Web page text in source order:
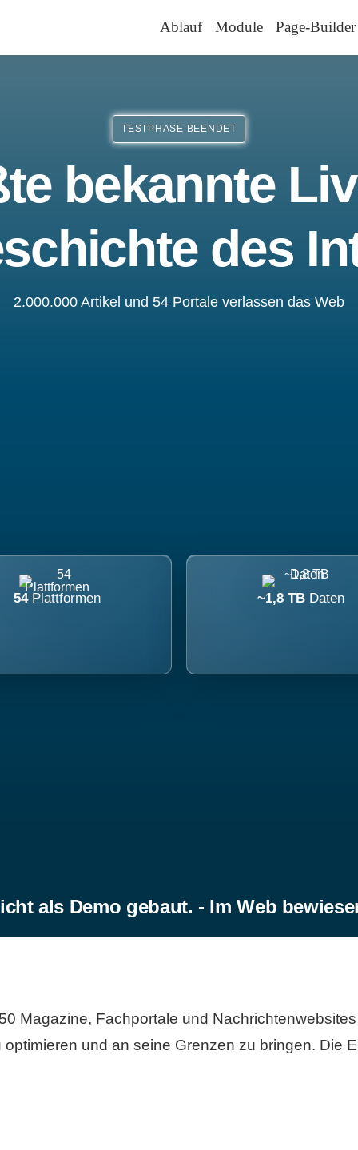
Ablauf Module Page-Builder
TESTPHASE BEENDET
bekannte
des
2.000.000 Artikel und 54 Portale verlassen das Web
54 Plattformen ~1,8 TB Daten
als Demo gebaut. - Im Web
Magazine, Fachportale und
und an seine Grenzen zu bringen. Die